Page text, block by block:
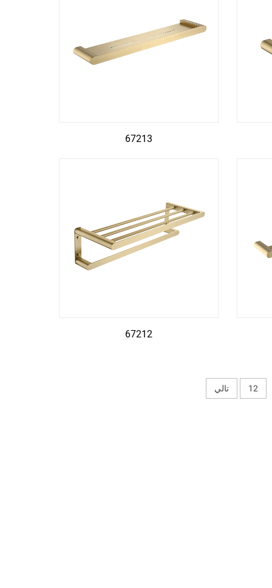
67213
67212
12 تالي